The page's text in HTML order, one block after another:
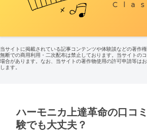
当サイトに掲載されている記事コンテンツや体験談などの著作
無断での商用利用・二次配布は禁止しております。当サイトの
場合があります。なお、当サイトの著作物使用の許可申請等は
します。
ハーモニカ上達革命の口コ
験でも大丈夫？